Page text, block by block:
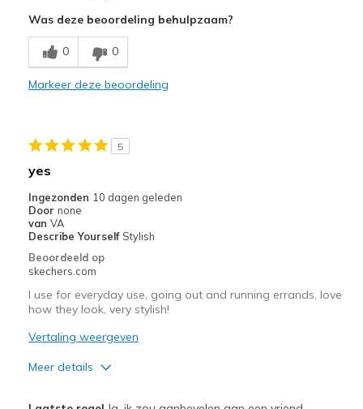
Breathe Well
Comfortable
Going Out
Travel
Width
Feels true to width
Sizing
Feels true to size
Was deze beoordeling behulpzaam?
0 0
Markeer deze beoordeling
5
yes
Ingezonden 10 dagen geleden
Door none
van VA
Describe Yourself Stylish
Beoordeeld op
skechers.com
I use for everyday use, going out and running errands, love
how they look, very stylish!
Vertaling weergeven
Meer details